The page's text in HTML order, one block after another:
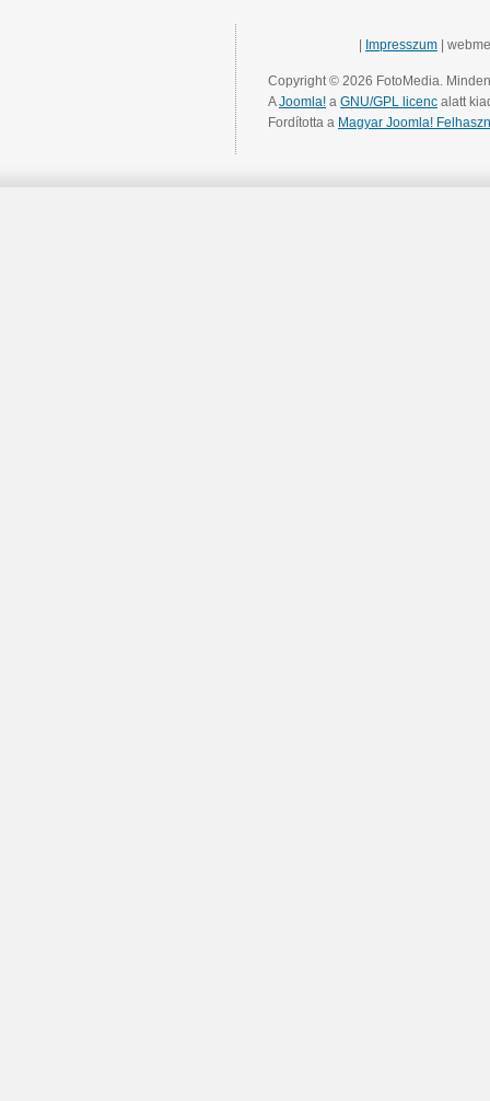
Impresszum |
Copyright © 2026 FotoMedia.
AJoomla! a GNU/GPL licenc alatt
Fordította a Magyar Joomla!